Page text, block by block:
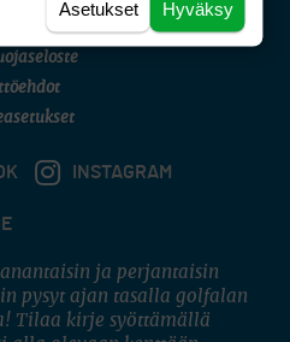
INSTAGRAM
ja perjantaisin
pysyt ajan tasalla golfalan
Tilaa kirje syöttämällä
Hyväksy
Asetukset